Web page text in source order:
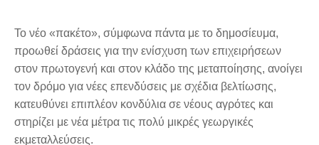
Το νέο «πακέτο», σύμφωνα πάντα με το δημοσίευμα,
προωθεί δράσεις για την ενίσχυση των επιχειρήσεων
στον πρωτογενή και στον κλάδο της μεταποίησης, ανοίγει
τον δρόμο για νέες επενδύσεις με σχέδια βελτίωσης,
κατευθύνει επιπλέον κονδύλια σε νέους αγρότες και
στηρίζει με νέα μέτρα τις πολύ μικρές γεωργικές
εκμεταλλεύσεις.